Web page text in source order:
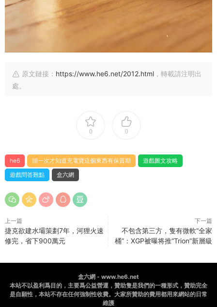
原文鏈接： https://www.he6.net/2012.html ，轉載請注明出
處。
0 0
he6 頭一次才知道充電寶這個東西有保質期
遊戲圖文攻略
遊戲問答難點
盒六網
上一篇
捷克欲建水壩策劃7年，河狸火速
修完，省下900萬元
下一篇
不包含第三方，隻有微軟“全家
桶”：XGP被曝将推“Trion”新層級
盒六網 - www.he6.net
本站不以盈利爲目的，主要爲公益營運，贊助隻是我們的一種形式，贊助完全
是自願性，本站不存在任何強制性收費。大家所贊助的費用都用來網站的日常
維護